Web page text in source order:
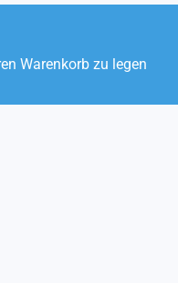
Warenkorb zu legen